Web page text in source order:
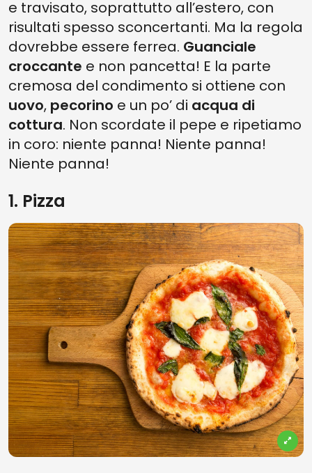
e travisato, soprattutto all’estero, con
risultati spesso sconcertanti. Ma la regola
dovrebbe essere ferrea. Guanciale
croccante e non pancetta! E la parte
cremosa del condimento si ottiene con
uovo, pecorino e un po’ di acqua di
cottura. Non scordate il pepe e ripetiamo
in coro: niente panna! Niente panna!
Niente panna!
1. Pizza